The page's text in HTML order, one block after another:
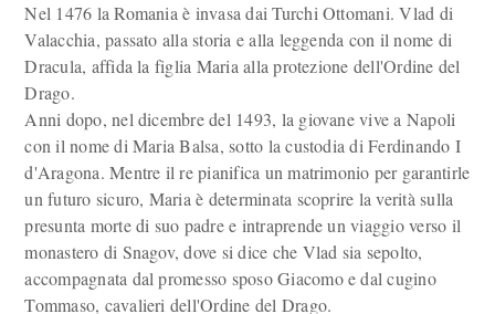
Nel 1476 la Romania è invasa dai Turchi Ottomani. Vlad di
Valacchia, passato alla storia e alla leggenda con il nome di
Dracula, affida la figlia Maria alla protezione dell'Ordine del
Drago.
Anni dopo, nel dicembre del 1493, la giovane vive a Napoli
con il nome di Maria Balsa, sotto la custodia di Ferdinando I
d'Aragona. Mentre il re pianifica un matrimonio per garantirle
un futuro sicuro, Maria è determinata scoprire la verità sulla
presunta morte di suo padre e intraprende un viaggio verso il
monastero di Snagov, dove si dice che Vlad sia sepolto,
accompagnata dal promesso sposo Giacomo e dal cugino
Tommaso, cavalieri dell'Ordine del Drago.